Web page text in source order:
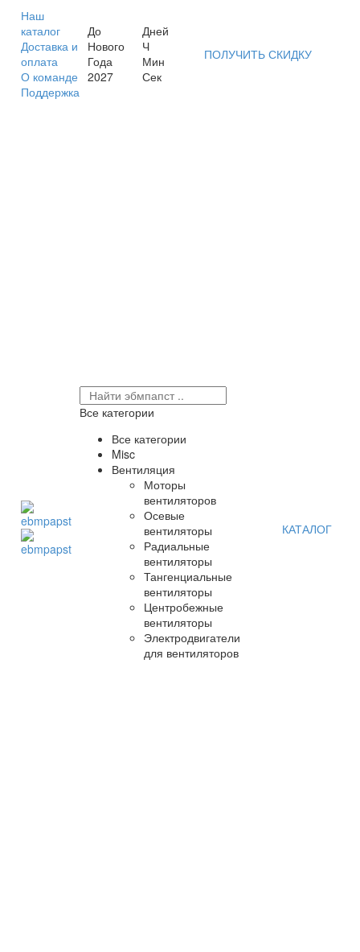
Наш
каталог
Доставка и
оплата
О команде
Поддержка
До
Нового
Года
2027
Дней
Ч
Мин
Сек
ПОЛУЧИТЬ СКИДКУ
Все категории
Все категории
Misc
Вентиляция
Моторы
вентиляторов
Осевые
вентиляторы
Радиальные
вентиляторы
Тангенциальные
вентиляторы
Центробежные
вентиляторы
Электродвигатели
для вентиляторов
КАТАЛОГ